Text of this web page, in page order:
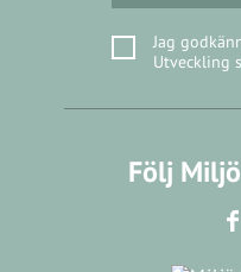
Jag
Utveckling
Följ